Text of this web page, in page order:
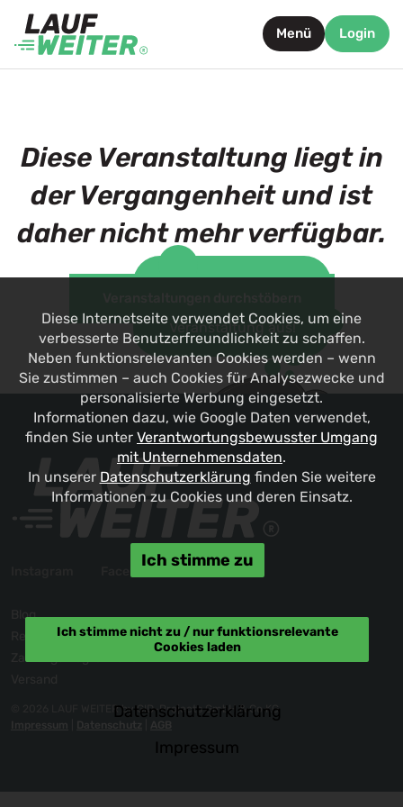
Menü Login
Veranstaltung aus!
Diese Veranstaltung liegt in
der Vergangenheit und ist
daher nicht mehr verfügbar.
Facebook
Blog
Reklamation / Kontakt
Zahlungsmöglichkeiten
© 2026 LAUF WEITER by GID-Projects GmbH & Co KG
Impressum
Datenschutz AGB
Diese Internetseite verwendet Cookies, um eine
verbesserte Benutzerfreundlichkeit zu schaffen.
Neben funktionsrelevanten Cookies werden – wenn
Sie zustimmen – auch Cookies für Analysezwecke und
personalisierte Werbung eingesetzt.
Informationen dazu, wie Google Daten verwendet,
finden Sie unter Verantwortungsbewusster Umgang
mit Unternehmensdaten.
In unserer Datenschutzerklärung finden Sie weitere
Informationen zu Cookies und deren Einsatz.
Ich stimme zu
Ich stimme nicht zu / nur funktionsrelevante
Cookies laden
Datenschutzerklärung
Impressum